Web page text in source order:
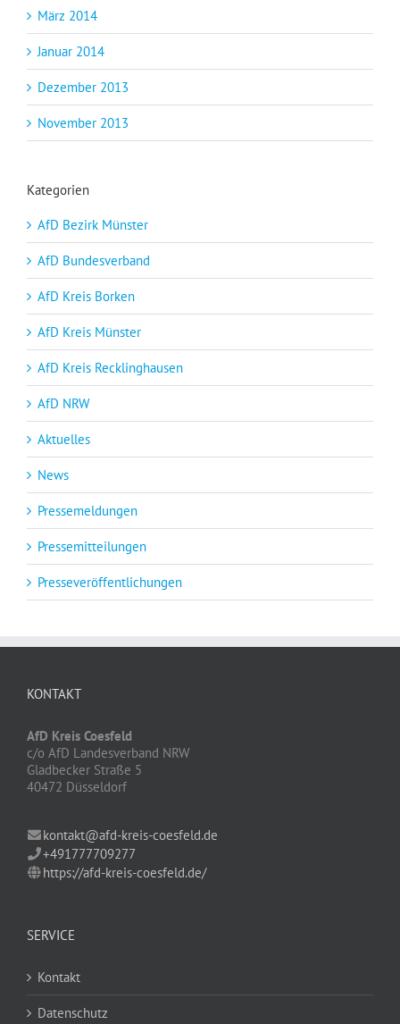
März 2014
Januar 2014
Dezember 2013
November 2013
Kategorien
AfD Bezirk Münster
AfD Bundesverband
AfD Kreis Borken
AfD Kreis Münster
AfD Kreis Recklinghausen
AfD NRW
Aktuelles
News
Pressemeldungen
Pressemitteilungen
Presseveröffentlichungen
KONTAKT
AfD Kreis Coesfeld
c/o AfD Landesverband NRW
Gladbecker Straße 5
40472 Düsseldorf
kontakt@afd-kreis-coesfeld.de
+491777709277
https://afd-kreis-coesfeld.de/
SERVICE
Kontakt
Datenschutz